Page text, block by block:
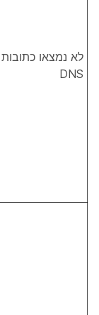
לא נמצאו כתובות
DNS